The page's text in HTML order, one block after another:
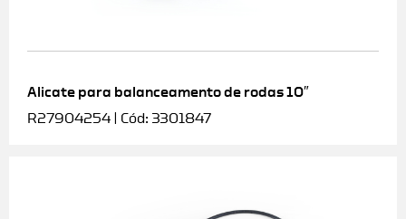
Alicate para balanceamento de rodas 10″
R27904254 | Cód: 3301847